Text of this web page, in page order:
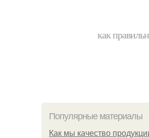
как
Популярные материалы
Как мы качество